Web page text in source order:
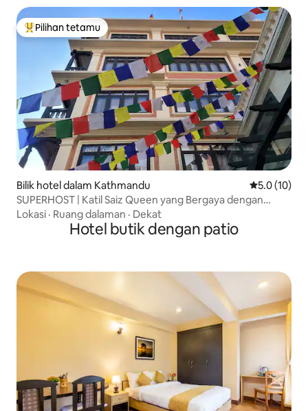
Pilihan utama tetamu
Pilihan tetamu
Bilik hotel dalam Kathmandu Penarafan
5.0 (10)
SUPERHOST | Katil Saiz Queen yang Bergaya dengan
Sarapan!
Lokasi · Ruang dalaman · Dekat
Hotel butik dengan patio